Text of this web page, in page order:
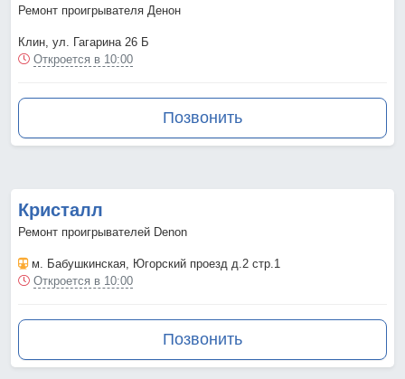
Ремонт проигрывателя Денон
Клин, ул. Гагарина 26 Б
Откроется в 10:00
Позвонить
Кристалл
Ремонт проигрывателей Denon
м. Бабушкинская, Югорский проезд д.2 стр.1
Откроется в 10:00
Позвонить